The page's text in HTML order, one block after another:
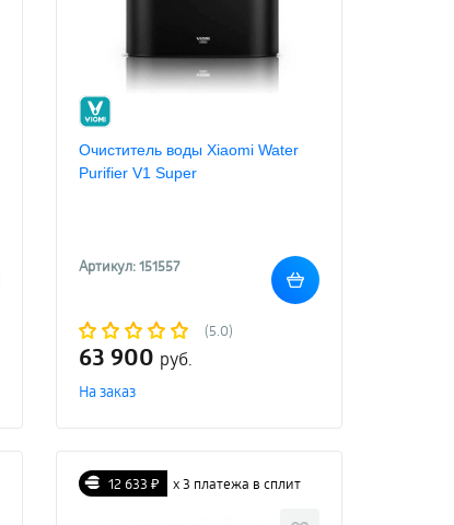
Очиститель воды Xiaomi Water
Purifier V1 Super
Артикул: 151557
(5.0)
63 900 руб.
На заказ
12 633 ₽ х 3 платежа в сплит